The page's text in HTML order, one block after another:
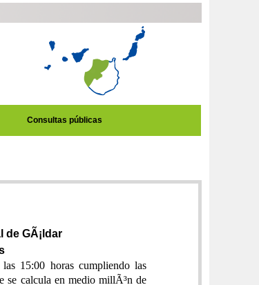
Consultas públicas
de GÃ¡ldar
15:00 horas cumpliendo las
se calcula en medio millÃ³n de